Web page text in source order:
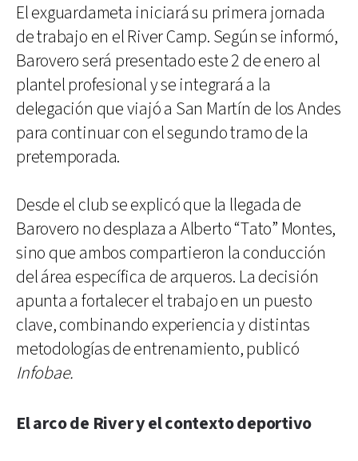
El exguardameta iniciará su primera jornada
de trabajo en el River Camp. Según se informó,
Barovero será presentado este 2 de enero al
plantel profesional y se integrará a la
delegación que viajó a San Martín de los Andes
para continuar con el segundo tramo de la
pretemporada.
Desde el club se explicó que la llegada de
Barovero no desplaza a Alberto “Tato” Montes,
sino que ambos compartieron la conducción
del área específica de arqueros. La decisión
apunta a fortalecer el trabajo en un puesto
clave, combinando experiencia y distintas
metodologías de entrenamiento, publicó
Infobae.
El arco de River y el contexto deportivo